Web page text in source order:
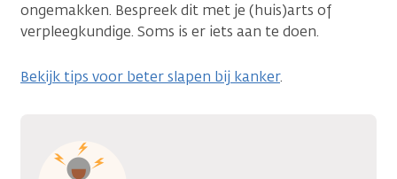
ongemakken. Bespreek dit met je (huis)arts of
verpleegkundige. Soms is er iets aan te doen.
Bekijk tips voor beter slapen bij kanker.